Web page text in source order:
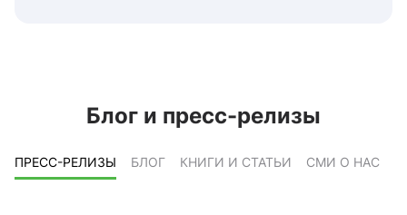
Блог и пресс-релизы
ПРЕСС-РЕЛИЗЫ БЛОГ КНИГИ И СТАТЬИ СМИ О НАС